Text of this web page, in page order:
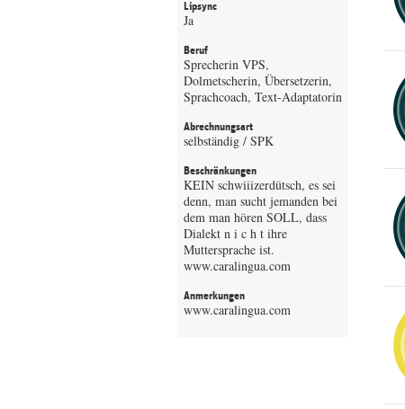
Lipsync
Ja
Beruf
Sprecherin VPS,
Dolmetscherin, Übersetzerin,
Sprachcoach, Text-Adaptatorin
Abrechnungsart
selbständig / SPK
Beschränkungen
KEIN schwiiizerdütsch, es sei
denn, man sucht jemanden bei
dem man hören SOLL, dass
Dialekt n i c h t ihre
Muttersprache ist.
www.caralingua.com
Anmerkungen
www.caralingua.com